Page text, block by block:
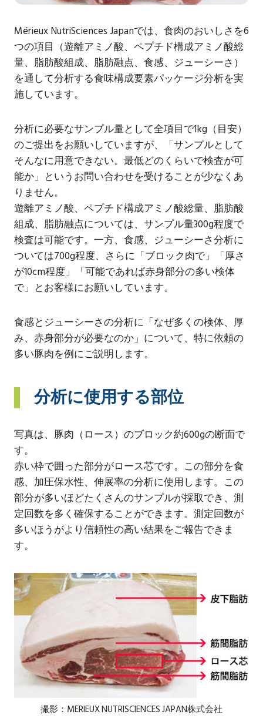
Mérieux NutriSciences Japanでは、食肉のおいしさを6
つの項目（遊離アミノ酸、ペプチド構成アミノ酸総
量、脂肪酸組成、脂肪融点、食感、ジューシーさ）
を通して分析する食味構成要素パッケージ分析を実
施しています。
分析に必要なサンプル量として全項目で1kg（目安）
のご提出をお願いしていますが、「サンプルとして
そんなに用意できない。最低どのくらいで検査が可
能か」というお問い合わせを受けることが少なくあ
りません。
遊離アミノ酸、ペプチド構成アミノ酸総量、脂肪酸
組成、脂肪融点については、サンプル量300g程度で
検査は可能です。一方、食感、ジューシーさ分析に
ついては700g程度、さらに「ブロック肉で」「厚さ
が10cm程度」「可能であれば赤身部分の多い検体
で」とお客様にお願いしています。
食感とジューシーさの分析に「なぜ多くの検体、厚
み、赤身部分が必要なのか」について、特に依頼の
多い豚肉を例にご説明します。
分析に使用する部位
写真は、豚肉（ロース）のブロック約600gの断面で
す。
赤い枠で囲った部分がロース芯です。この部分を食
感、加圧保水性、伸展率の分析に使用します。この
部分が多いほどたくさんのサンプルが採取でき、測
定回数を多く確保することができます。測定回数が
多いほうがより信頼性の高い結果をご報告できま
す。
撮影：MERIEUX NUTRISCIENCES JAPAN株式会社